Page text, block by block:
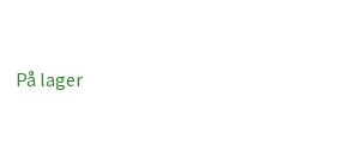
På lager